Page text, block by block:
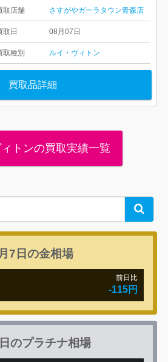
取店舗 さすがやガーラタウン青森店
取日 08月07日
取種別 ルイ・ヴィトン
買取品詳細
トンの買取実績一覧
Search
7日の金相場
前日比
-115円
のプラチナ相場